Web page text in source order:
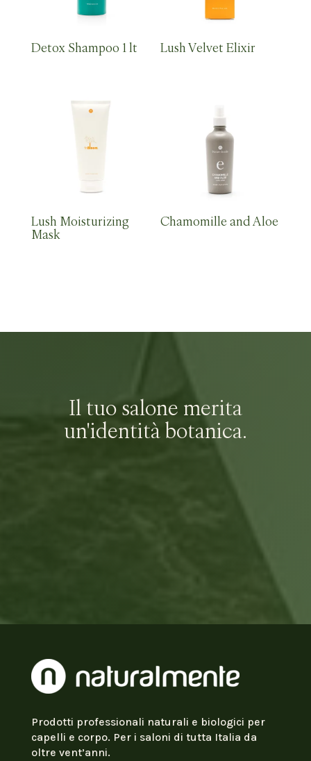
Detox Shampoo 1 lt Lush Velvet Elixir
Lush Moisturizing
Mask
Chamomille and Aloe
Il tuo salone merita
un'identità botanica.
Prodotti professionali naturali e biologici per
capelli e corpo. Per i saloni di tutta Italia da
oltre vent’anni.